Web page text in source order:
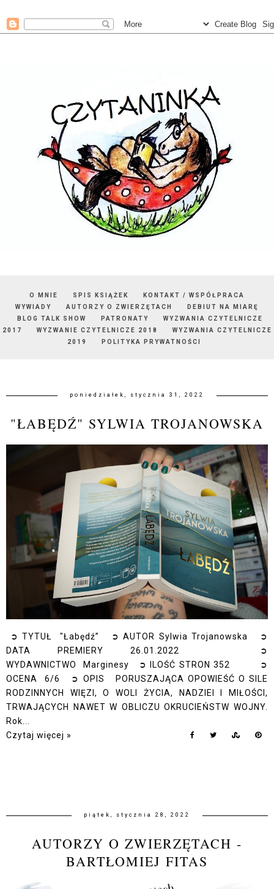
O MNIE SPIS KSIĄŻEK
KONTAKT / WSPÓŁPRACA
WYWIADY
AUTORZY O ZWIERZĘTACH
DEBIUT NA MIARĘ
BLOG TALK SHOW
PATRONATY
WYZWANIA CZYTELNICZE
2017
WYZWANIE CZYTELNICZE 2018
WYZWANIA CZYTELNICZE
2019
POLITYKA PRYWATNOŚCI
poniedziałek, stycznia 31, 2022
"ŁABĘDŹ" SYLWIA TROJANOWSKA
➲ TYTUŁ "Łabędź” ➲ AUTOR Sylwia Trojanowska ➲
DATA PREMIERY 26.01.2022 ➲
WYDAWNICTWO Marginesy ➲ ILOŚĆ STRON 352 ➲
OCENA 6/6 ➲ OPIS PORUSZAJĄCA OPOWIEŚĆ O SILE
RODZINNYCH WIĘZI, O WOLI ŻYCIA, NADZIEI I MIŁOŚCI,
TRWAJĄCYCH NAWET W OBLICZU OKRUCIEŃSTW WOJNY.
Rok...
Czytaj więcej »
piątek, stycznia 28, 2022
AUTORZY O ZWIERZĘTACH -
BARTŁOMIEJ FITAS